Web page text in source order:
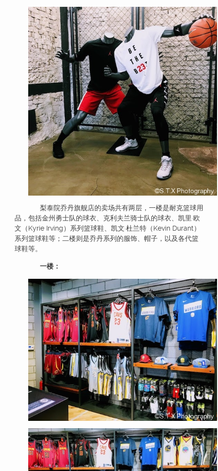
梨泰院乔丹旗舰店的卖场共有两层，一楼是耐克篮球用
品，包括金州勇士队的球衣、克利夫兰骑士队的球衣、凯里·欧
文（Kyrie Irving）系列篮球鞋、凯文·杜兰特（Kevin Durant）
系列篮球鞋等；二楼则是乔丹系列的服饰、帽子，以及各代篮
球鞋等。
一楼：